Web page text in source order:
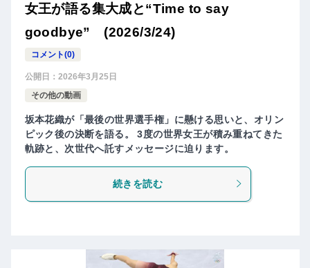
女王が語る集大成と“Time to say
goodbye” (2026/3/24)
コメント(0)
公開日： 2026年3月25日
その他の動画
坂本花織が「最後の世界選手権」に懸ける思いと、オリン
ピック後の決断を語る。 3度の世界女王が積み重ねてきた
軌跡と、次世代へ託すメッセージに迫ります。
続きを読む